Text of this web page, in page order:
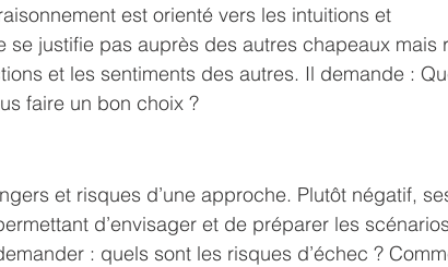
est orienté vers les intuitions et
se justifie pas auprès des autres chapeaux mais
et les sentiments des autres. Il demande :
faire un bon choix ?
et risques d’une approche. Plutôt négatif,
d’envisager et de préparer les
: quels sont les risques d’échec ?